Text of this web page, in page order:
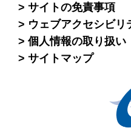
サイトの免責事項
ウェブアクセシビリ
個人情報の取り扱い
サイトマップ